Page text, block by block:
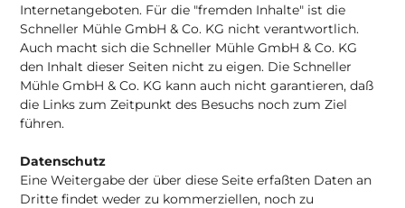
Internetangeboten. Für die "fremden Inhalte" ist die
Schneller Mühle GmbH & Co. KG nicht verantwortlich.
Auch macht sich die Schneller Mühle GmbH & Co. KG
den Inhalt dieser Seiten nicht zu eigen. Die Schneller
Mühle GmbH & Co. KG kann auch nicht garantieren, daß
die Links zum Zeitpunkt des Besuchs noch zum Ziel
führen.
Datenschutz
Eine Weitergabe der über diese Seite erfaßten Daten an
Dritte findet weder zu kommerziellen, noch zu